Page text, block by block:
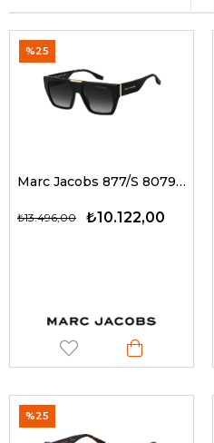
Marc Jacobs 877/S 8079O 55 G Güneş Gözlüğü
₺10.122,00
₺13.496,00
%25
%25